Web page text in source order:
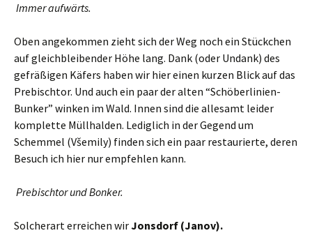
Immer aufwärts.
Oben angekommen zieht sich der Weg noch ein Stückchen
auf gleichbleibender Höhe lang. Dank (oder Undank) des
gefräßigen Käfers haben wir hier einen kurzen Blick auf das
Prebischtor. Und auch ein paar der alten “Schöberlinien-
Bunker” winken im Wald. Innen sind die allesamt leider
komplette Müllhalden. Lediglich in der Gegend um
Schemmel (Všemily) finden sich ein paar restaurierte, deren
Besuch ich hier nur empfehlen kann.
Prebischtor und Bonker.
Solcherart erreichen wirJonsdorf (Janov).